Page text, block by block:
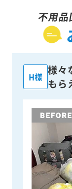
不用品
H様
様々
もら